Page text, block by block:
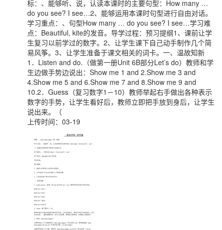
标：、能够听、说，认读本课时的主要句型：How many …
do you see? I see…2、能够运用本课时句型进行自由对话。
学习重点：、句型How many … do you see? I see…学习难
点：Beautiful, kite的发音。导学过程：预习提纲1、课前让学
生复习以前学过的数字。2、让学生课下自己动手制作几个简
易风筝。3、让学生准备于课文相关的词卡。一、温故知新
1．Listen and do.（做第一册Unit 6B部分Let’s do）教师和学
生边做手势边说出：Show me 1 and 2.Show me 3 and
4.Show me 5 and 6.Show me 7 and 8.Show me 9 and
10.2．Guess（复习数字1－10）教师举起右手做出各种表示
数字的手势，让学生看好后，教师立即把手放到身后，让学生
说出来。（
上传时间：03-19